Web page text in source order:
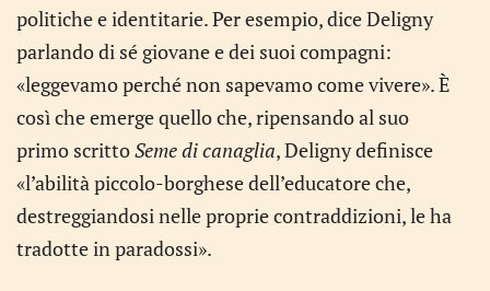
politiche e identitarie. Per esempio, dice Deligny
parlando di sé giovane e dei suoi compagni:
«leggevamo perché non sapevamo come vivere». È
così che emerge quello che, ripensando al suo
primo scrittoSeme di canaglia, Deligny definisce
«l’abilità piccolo-borghese dell’educatore che,
destreggiandosi nelle proprie contraddizioni, le ha
tradotte in paradossi».